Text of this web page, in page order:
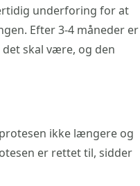
underforing for at
Efter 3-4 måneder er
skal være, og den
ikke længere og
er rettet til, sidder